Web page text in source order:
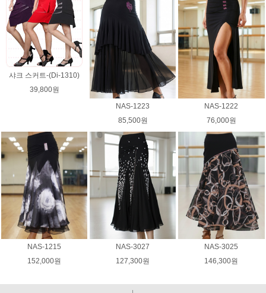
샤크 스커트-(Di-1310)
39,800원
NAS-1223
85,500원
NAS-1222
76,000원
NAS-1215
152,000원
NAS-3027
127,300원
NAS-3025
146,300원